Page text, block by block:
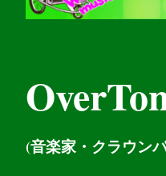
(音楽家・クラウン